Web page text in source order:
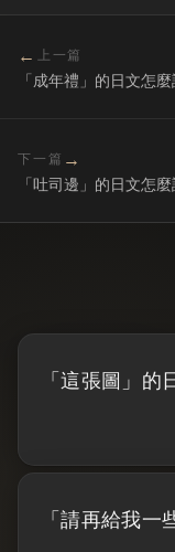
← 上一篇
「成年禮」的日文怎麼
下一篇 →
「吐司邊」的日文怎麼
「這張圖」的
「請再給我一